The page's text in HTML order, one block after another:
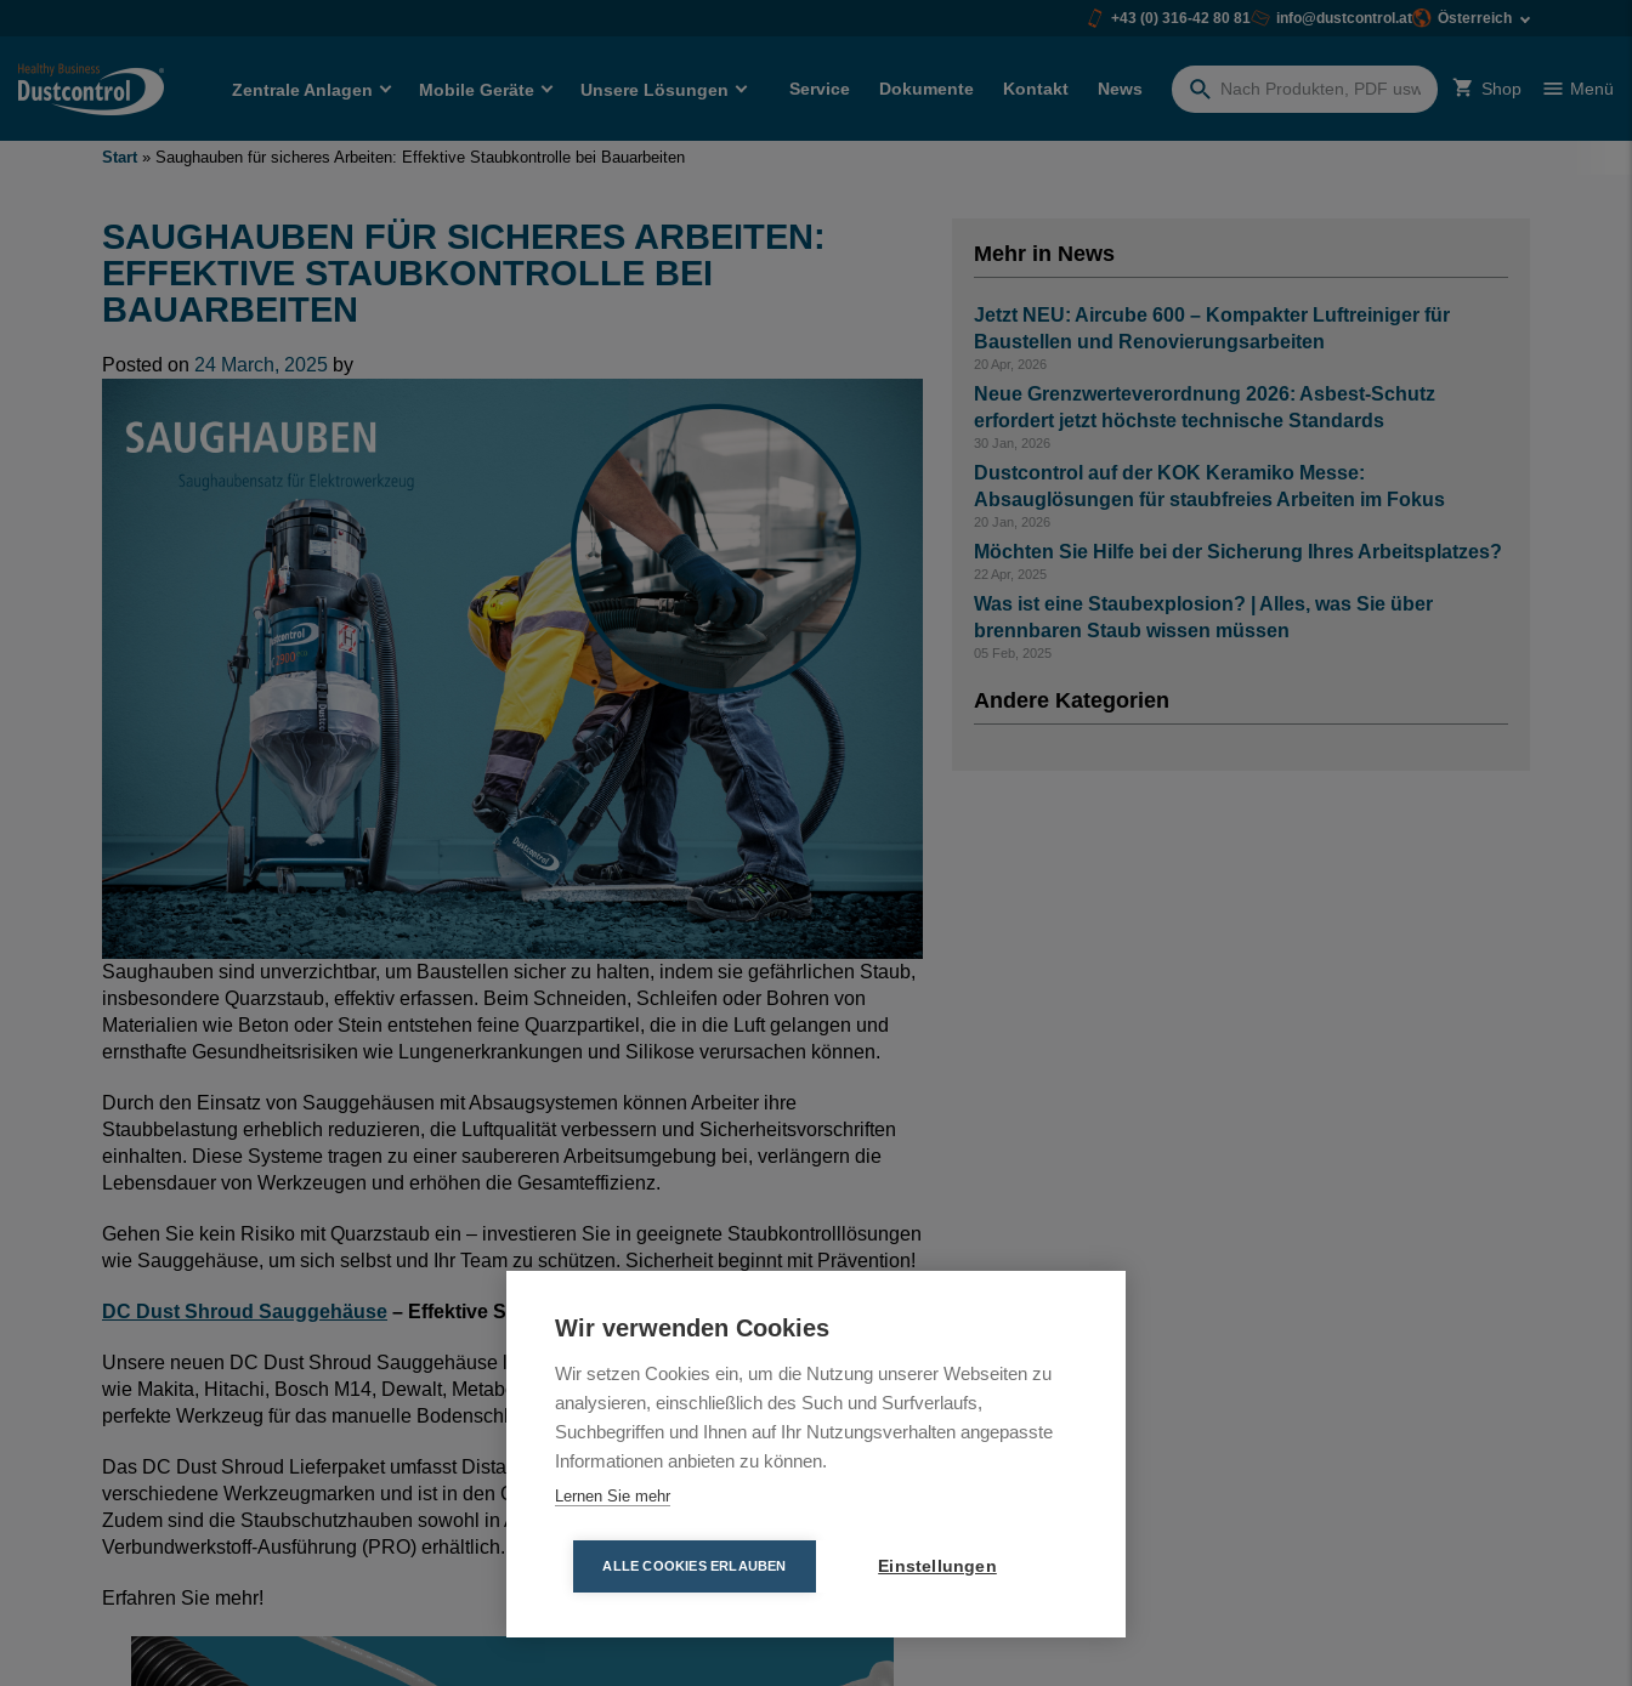
+43 (0) 316-42 80 81 info@dustcontrol.at Österreich
Zentrale Anlagen Mobile Geräte Unsere Lösungen Service Dokumente Kontakt News
Suchen
Shop Menü
Start » Saughauben für sicheres Arbeiten: Effektive Staubkontrolle bei Bauarbeiten
SAUGHAUBEN FÜR SICHERES ARBEITEN:
EFFEKTIVE STAUBKONTROLLE BEI
BAUARBEITEN
Posted on 24 March, 2025 by
Saughauben sind unverzichtbar, um Baustellen sicher zu halten, indem sie gefährlichen Staub,
insbesondere Quarzstaub, effektiv erfassen. Beim Schneiden, Schleifen oder Bohren von
Materialien wie Beton oder Stein entstehen feine Quarzpartikel, die in die Luft gelangen und
ernsthafte Gesundheitsrisiken wie Lungenerkrankungen und Silikose verursachen können.
Durch den Einsatz von Sauggehäusen mit Absaugsystemen können Arbeiter ihre
Staubbelastung erheblich reduzieren, die Luftqualität verbessern und Sicherheitsvorschriften
einhalten. Diese Systeme tragen zu einer saubereren Arbeitsumgebung bei, verlängern die
Lebensdauer von Werkzeugen und erhöhen die Gesamteffizienz.
Gehen Sie kein Risiko mit Quarzstaub ein – investieren Sie in geeignete Staubkontrolllösungen
wie Sauggehäuse, um sich selbst und Ihr Team zu schützen. Sicherheit beginnt mit Prävention!
DC Dust Shroud Sauggehäuse – Effektive Staubabsaugung für Winkelschleifer
Unsere neuen DC Dust Shroud Sauggehäuse lassen sich auf den gängigsten Winkelschleifern
wie Makita, Hitachi, Bosch M14, Dewalt, Metabo, Flex und Milwaukee montieren und sind das
perfekte Werkzeug für das manuelle Bodenschleifen.
Das DC Dust Shroud Lieferpaket umfasst Distanzstücke und Adapterringe zur Anpassung an
verschiedene Werkzeugmarken und ist in den Größen D 125 mm und 175 mm erhältlich.
Zudem sind die Staubschutzhauben sowohl in Aluminium (EXPERT) als auch in einer
Verbundwerkstoff-Ausführung (PRO) erhältlich.
Erfahren Sie mehr!
Mehr in News
Jetzt NEU: Aircube 600 – Kompakter Luftreiniger für
Baustellen und Renovierungsarbeiten
20 Apr, 2026
Neue Grenzwerteverordnung 2026: Asbest-Schutz
erfordert jetzt höchste technische Standards
30 Jan, 2026
Dustcontrol auf der KOK Keramiko Messe:
Absauglösungen für staubfreies Arbeiten im Fokus
20 Jan, 2026
Möchten Sie Hilfe bei der Sicherung Ihres Arbeitsplatzes?
22 Apr, 2025
Was ist eine Staubexplosion? | Alles, was Sie über
brennbaren Staub wissen müssen
05 Feb, 2025
Andere Kategorien
Wir verwenden Cookies
Wir setzen Cookies ein, um die Nutzung unserer Webseiten zu
analysieren, einschließlich des Such und Surfverlaufs,
Suchbegriffen und Ihnen auf Ihr Nutzungsverhalten angepasste
Informationen anbieten zu können.
Lernen Sie mehr
ALLE COOKIES ERLAUBEN Einstellungen